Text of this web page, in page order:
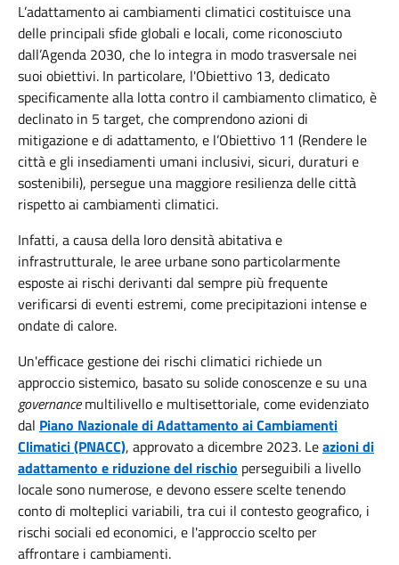
L’adattamento ai cambiamenti climatici costituisce una
delle principali sfide globali e locali, come riconosciuto
dall’Agenda 2030, che lo integra in modo trasversale nei
suoi obiettivi. In particolare, l'Obiettivo 13, dedicato
specificamente alla lotta contro il cambiamento climatico, è
declinato in 5 target, che comprendono azioni di
mitigazione e di adattamento, e l’Obiettivo 11 (Rendere le
città e gli insediamenti umani inclusivi, sicuri, duraturi e
sostenibili), persegue una maggiore resilienza delle città
rispetto ai cambiamenti climatici.
Infatti, a causa della loro densità abitativa e
infrastrutturale, le aree urbane sono particolarmente
esposte ai rischi derivanti dal sempre più frequente
verificarsi di eventi estremi, come precipitazioni intense e
ondate di calore.
Un'efficace gestione dei rischi climatici richiede un
approccio sistemico, basato su solide conoscenze e su una
governancemultilivello e multisettoriale, come evidenziato
dal Piano Nazionale di Adattamento ai Cambiamenti
Climatici (PNACC), approvato a dicembre 2023. Leazioni di
adattamento e riduzione del rischio perseguibili a livello
locale sono numerose, e devono essere scelte tenendo
conto di molteplici variabili, tra cui il contesto geografico, i
rischi sociali ed economici, e l'approccio scelto per
affrontare i cambiamenti.